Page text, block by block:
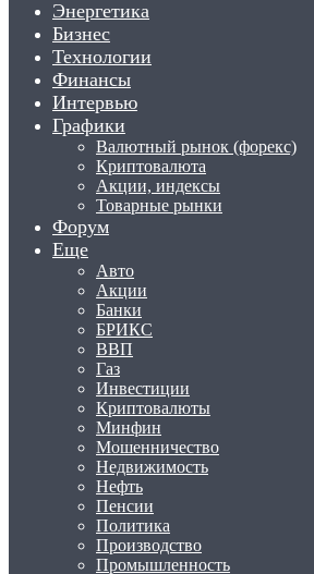
Энергетика
Бизнес
Технологии
Финансы
Интервью
Графики
Валютный рынок (форекс)
Криптовалюта
Акции, индексы
Товарные рынки
Форум
Еще
Авто
Акции
Банки
БРИКС
ВВП
Газ
Инвестиции
Криптовалюты
Минфин
Мошенничество
Недвижимость
Нефть
Пенсии
Политика
Производство
Промышленность